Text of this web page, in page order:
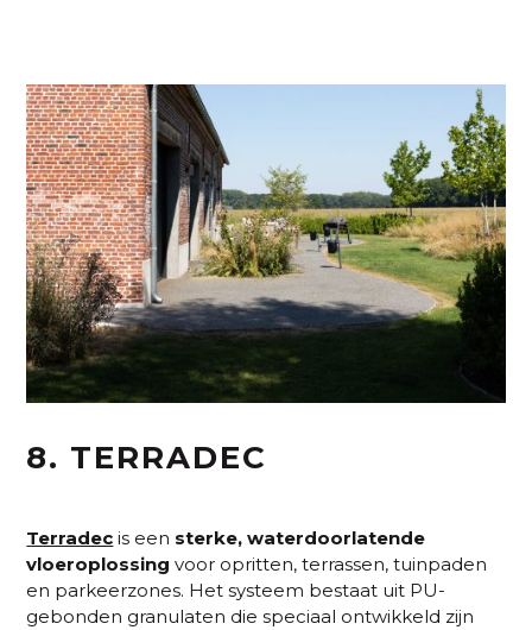
8. TERRADEC
Terradec is een sterke, waterdoorlatende
vloeroplossing voor opritten, terrassen, tuinpaden
en parkeerzones. Het systeem bestaat uit PU-
gebonden granulaten die speciaal ontwikkeld zijn